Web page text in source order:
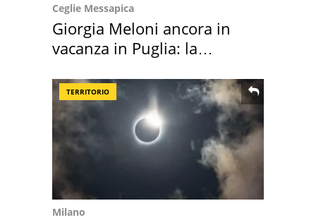
Ceglie Messapica
Giorgia Meloni ancora in
vacanza in Puglia: la
TERRITORIO
Milano